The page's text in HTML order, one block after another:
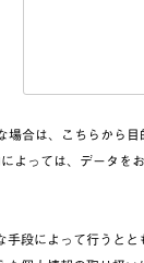
合は、こちらから
よっては、データを
手段によって行うと